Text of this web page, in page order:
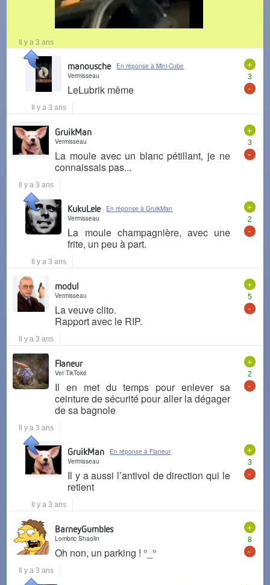
Il y a 3 ans
+
3
-
manousche
En réponse à Mini-Cube
Vermisseau
LeLubrik même
Il y a 3 ans
+
3
-
GruikMan
Vermisseau
La moule avec un blanc pétillant, je ne
connaissais pas...
Il y a 3 ans
+
2
-
KukuLele
En réponse à GruikMan
Vermisseau
La moule champagnière, avec une
frite, un peu à part.
Il y a 3 ans
+
5
-
modul
Vermisseau
La veuve clito.
Rapport avec le RIP.
Il y a 3 ans
+
2
-
Flaneur
Ver TikToké
Il en met du temps pour enlever sa
ceinture de sécurité pour aller la dégager
de sa bagnole
Il y a 3 ans
+
3
-
GruikMan
En réponse à Flaneur
Vermisseau
Il y a aussi l’antivol de direction qui le
retient
Il y a 3 ans
+
8
-
BarneyGumbles
Lombric Shaolin
Oh non, un parking ! °_°
Il y a 3 ans